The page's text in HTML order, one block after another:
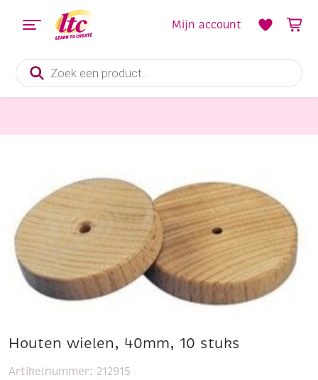
Producten
zoeken
Mijn account
Houten wielen, 40mm, 10 stuks
Artikelnummer: 212915